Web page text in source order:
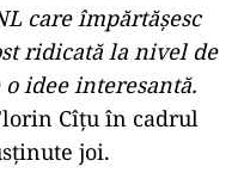
care împărtășesc
ridicată la nivel de
idee interesantă.
Cîțu în cadrul
joi.